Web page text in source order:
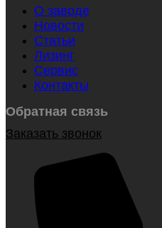
О заводе
Новости
Статьи
Лизинг
Сервис
Контакты
Обратная связь
Заказать звонок